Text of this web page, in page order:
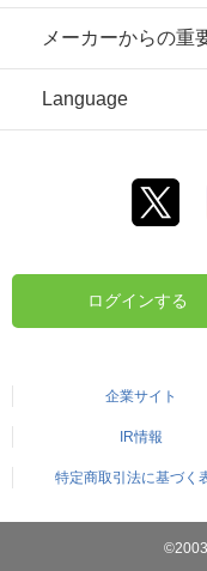
メーカーからの重
Language
ログインする
企業サイト
IR情報
特定商取引法に基づく